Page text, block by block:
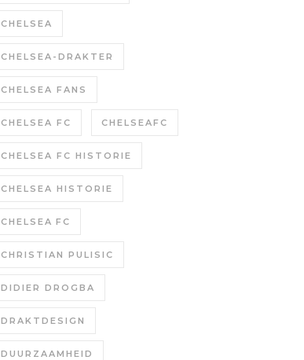
CHELSEA
CHELSEA-DRAKTER
CHELSEA FANS
CHELSEA FC CHELSEAFC
CHELSEA FC HISTORIE
CHELSEA HISTORIE
CHELSEA FC
CHRISTIAN PULISIC
DIDIER DROGBA
DRAKTDESIGN
DUURZAAMHEID